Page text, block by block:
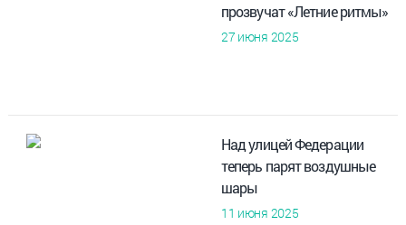
прозвучат «Летние ритмы»
27 июня 2025
Над улицей Федерации
теперь парят воздушные
шары
11 июня 2025